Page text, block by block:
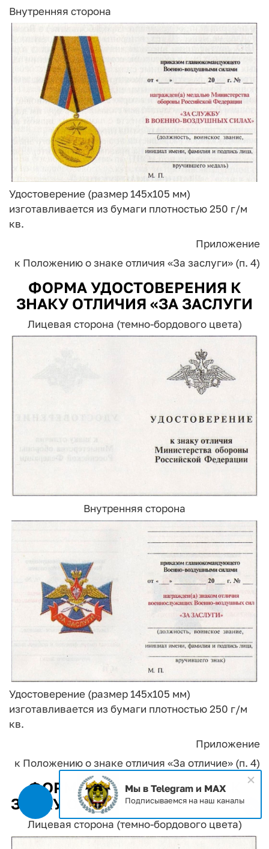
Внутренняя сторона
Удостоверение (размер 145x105 мм)
изготавливается из бумаги плотностью 250 г/м
кв.
Приложение
к Положению о знаке отличия «За заслуги» (п. 4)
ФОРМА УДОСТОВЕРЕНИЯ К
ЗНАКУ ОТЛИЧИЯ «ЗА ЗАСЛУГИ
Лицевая сторона (темно-бордового цвета)
Внутренняя сторона
Удостоверение (размер 145x105 мм)
изготавливается из бумаги плотностью 250 г/м
кв.
Приложение
к Положению о знаке отличия «За отличие» (п. 4)
ФОРМА УДОСТОВЕРЕНИЯ К
ЗНАКУ ОТЛИЧИЯ «ЗА ОТЛИЧИЕ»
Лицевая сторона (темно-бордового цвета)
Мы в Telegram и MAX
Подписываемся на наш каналы